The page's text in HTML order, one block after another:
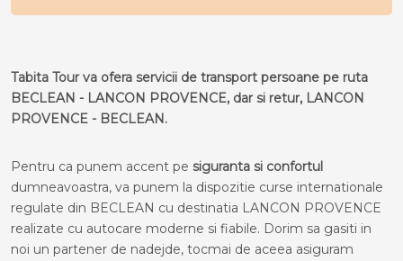
Tabita Tour va ofera servicii de transport persoane pe ruta
BECLEAN - LANCON PROVENCE, dar si retur, LANCON
PROVENCE - BECLEAN.
Pentru ca punem accent pe siguranta si confortul
dumneavoastra, va punem la dispozitie curse internationale
regulate din BECLEAN cu destinatia LANCON PROVENCE
realizate cu autocare moderne si fiabile. Dorim sa gasiti in
noi un partener de nadejde, tocmai de aceea asiguram